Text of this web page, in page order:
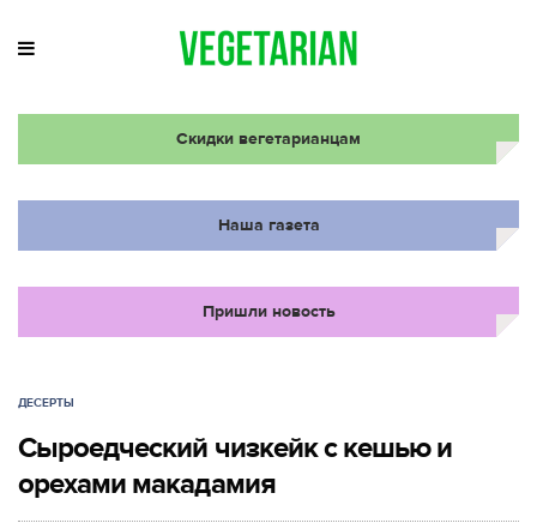
Скидки вегетарианцам
Наша газета
Пришли новость
ДЕСЕРТЫ
Сыроедческий чизкейк с кешью и
орехами макадамия